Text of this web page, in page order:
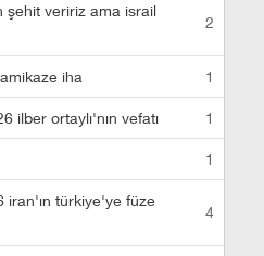
şehit veririz ama israil
2
iha 1
ilber ortaylı'nın vefatı 1
1
iran'ın türkiye'ye füze
4